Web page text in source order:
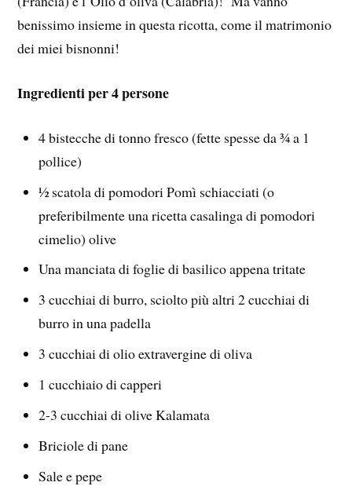
benissimo insieme in questa ricotta, come il matrimonio
dei miei bisnonni!
Ingredienti per 4 persone
4 bistecche di tonno fresco (fette spesse da ¾ a 1
pollice)
½ scatola di pomodori Pomì schiacciati (o
preferibilmente una ricetta casalinga di pomodori
cimelio) olive
Una manciata di foglie di basilico appena tritate
3 cucchiai di burro, sciolto più altri 2 cucchiai di
burro in una padella
3 cucchiai di olio extravergine di oliva
1 cucchiaio di capperi
2-3 cucchiai di olive Kalamata
Briciole di pane
Sale e pepe